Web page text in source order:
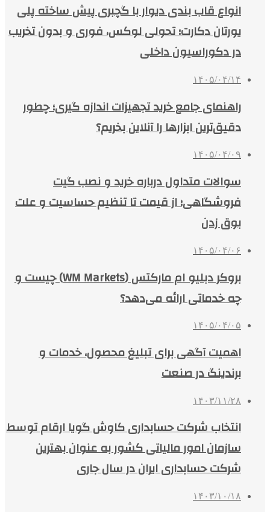
انواع قاب بندی دیوار با گچبری پیش ساخته پلی
یورتان دکارت؛ تحولی لوکس، فوری و بدون تخریب
در دکوراسیون داخلی
۱۴۰۵/۰۴/۱۴
راهنمای جامع خرید تجهیزات اندازه گیری؛ چطور
دقیق‌ترین ابزارها را آنلاین بخریم؟
۱۴۰۵/۰۴/۰۹
سوالات متداول درباره خرید و نصب گیت
فروشگاهی؛ از قیمت تا تنظیم حساسیت و علت
بوق زدن
۱۴۰۵/۰۴/۰۶
بروکر دبلیو ام مارکتس (WM Markets) چیست و
چه خدماتی ارائه می‌دهد؟
۱۴۰۵/۰۴/۰۵
اهمیت آگهی برای تبلیغ محصول، خدمات و
برندینگ در صنعت
۱۴۰۳/۱۱/۲۸
انتخاب شرکت حسابداری کاوش گویا ارقام توسط
سازمان امور مالیاتی کشور به عنوان بهترین
شرکت حسابداری ایران در سال جاری
۱۴۰۳/۱۰/۱۸